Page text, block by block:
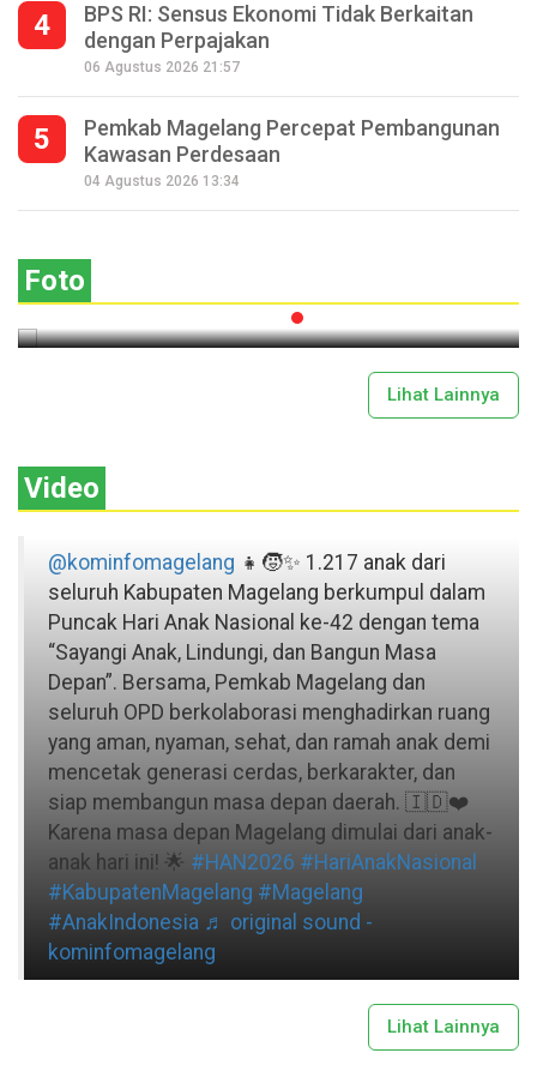
4
BPS RI: Sensus Ekonomi Tidak Berkaitan
dengan Perpajakan
06 Agustus 2026 21:57
5
Pemkab Magelang Percepat Pembangunan
Kawasan Perdesaan
04 Agustus 2026 13:34
Foto
Seperempat Abad Perhelatan Festival
Lima Gunung XXV Kobarkan Semangat
Lihat Lainnya
Video
@kominfomagelang 👧🧒✨ 1.217 anak dari
seluruh Kabupaten Magelang berkumpul dalam
Puncak Hari Anak Nasional ke-42 dengan tema
“Sayangi Anak, Lindungi, dan Bangun Masa
Depan”. Bersama, Pemkab Magelang dan
seluruh OPD berkolaborasi menghadirkan ruang
yang aman, nyaman, sehat, dan ramah anak demi
mencetak generasi cerdas, berkarakter, dan
siap membangun masa depan daerah. 🇮🇩❤️
Karena masa depan Magelang dimulai dari anak-
anak hari ini! 🌟 #HAN2026 #HariAnakNasional
#KabupatenMagelang #Magelang
#AnakIndonesia ♬ original sound -
kominfomagelang
Lihat Lainnya